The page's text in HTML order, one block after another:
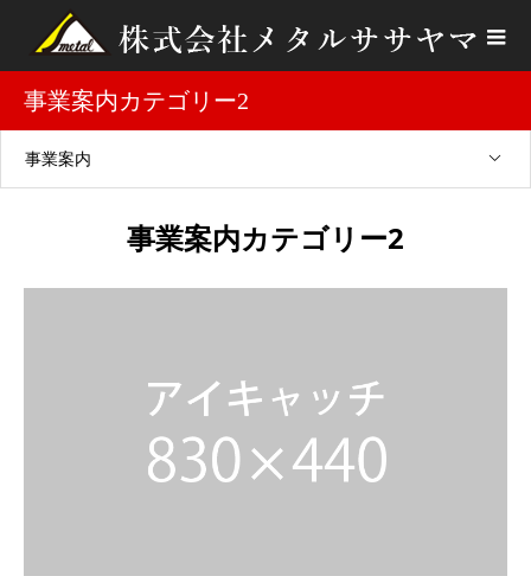
事業案内カテゴリー2
事業案内
事業案内カテゴリー2